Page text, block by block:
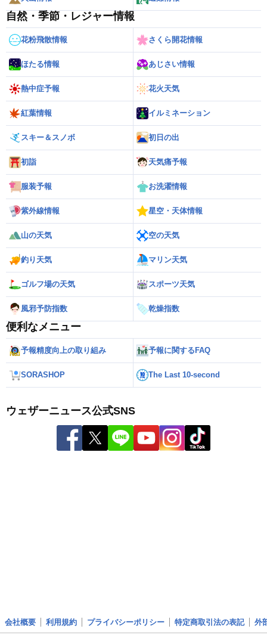
自然・季節・レジャー情報
花粉飛散情報 さくら開花情報
ほたる情報 あじさい情報
熱中症予報 花火天気
紅葉情報 イルミネーション
スキー＆スノボ 初日の出
初詣 天気痛予報
服装予報 お洗濯情報
紫外線情報 星空・天体情報
山の天気 空の天気
釣り天気 マリン天気
ゴルフ場の天気 スポーツ天気
風邪予防指数 乾燥指数
便利なメニュー
予報精度向上の取り組み 予報に関するFAQ
SORASHOP The Last 10-second
ウェザーニュース公式SNS
会社概要 利用規約 プライバシーポリシー 特定商取引法の表記 外